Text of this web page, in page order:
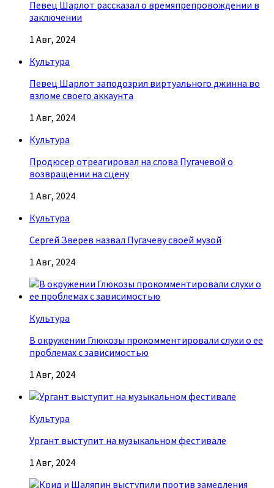
Певец Шарлот рассказал о времяпрепровождении в
заключении
1 Авг, 2024
Культура
Певец Шарлот заподозрил виртуального джинна во
взломе своего аккаунта
1 Авг, 2024
Культура
Продюсер отреагировал на слова Пугачевой о
возвращении на сцену
1 Авг, 2024
Культура
Сергей Зверев назвал Пугачеву своей музой
1 Авг, 2024
Культура
В окружении Глюкозы прокомментировали слухи о ее
проблемах с зависимостью
1 Авг, 2024
Культура
Ургант выступит на музыкальном фестивале
1 Авг, 2024